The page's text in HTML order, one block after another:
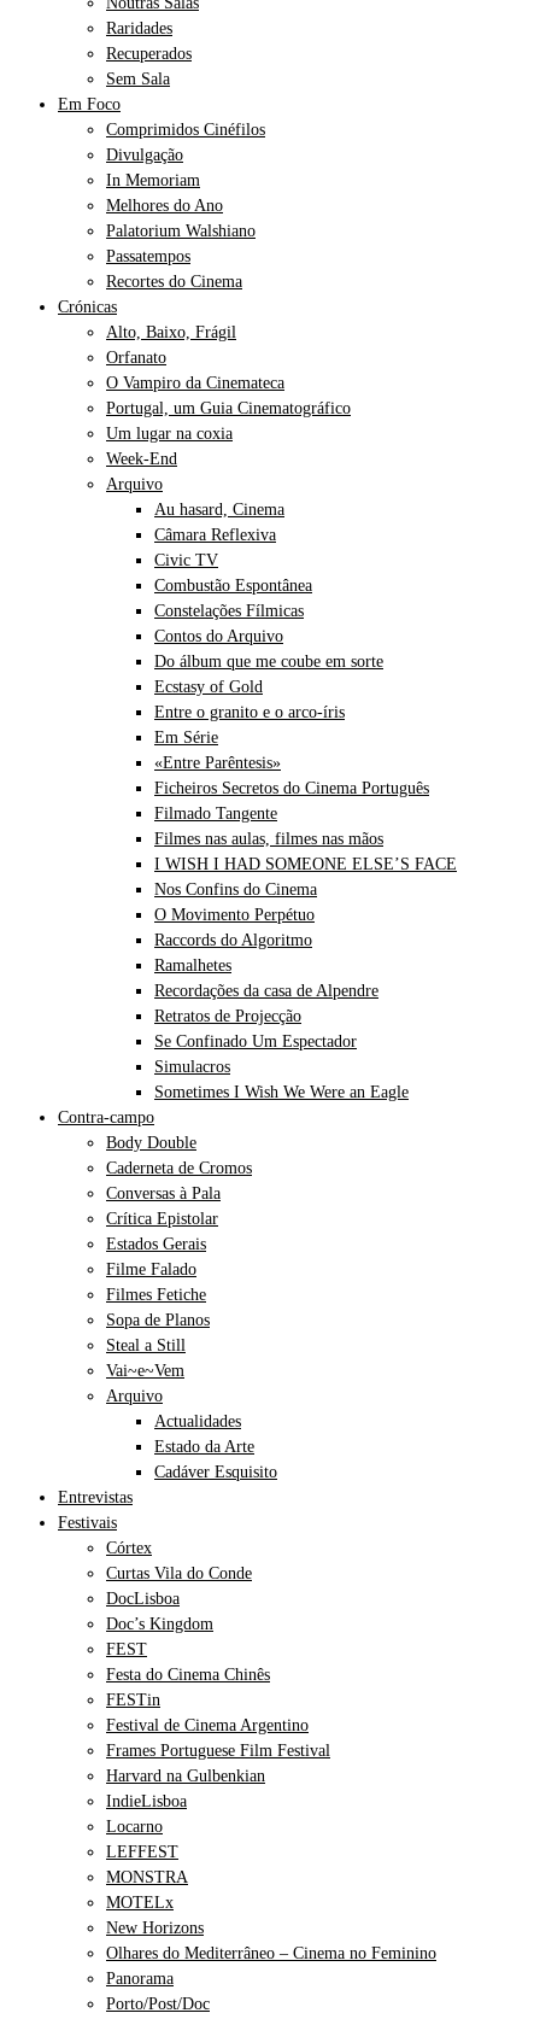
Raridades
Recuperados
Sem Sala
Em Foco
Comprimidos Cinéfilos
Divulgação
In Memoriam
Melhores do Ano
Palatorium Walshiano
Passatempos
Recortes do Cinema
Crónicas
Alto, Baixo, Frágil
Orfanato
O Vampiro da Cinemateca
Portugal, um Guia Cinematográfico
Um lugar na coxia
Week-End
Arquivo
Au hasard, Cinema
Câmara Reflexiva
Civic TV
Combustão Espontânea
Constelações Fílmicas
Contos do Arquivo
Do álbum que me coube em sorte
Ecstasy of Gold
Entre o granito e o arco-íris
Em Série
«Entre Parêntesis»
Ficheiros Secretos do Cinema Português
Filmado Tangente
Filmes nas aulas, filmes nas mãos
I WISH I HAD SOMEONE ELSE’S FACE
Nos Confins do Cinema
O Movimento Perpétuo
Raccords do Algoritmo
Ramalhetes
Recordações da casa de Alpendre
Retratos de Projecção
Se Confinado Um Espectador
Simulacros
Sometimes I Wish We Were an Eagle
Contra-campo
Body Double
Caderneta de Cromos
Conversas à Pala
Crítica Epistolar
Estados Gerais
Filme Falado
Filmes Fetiche
Sopa de Planos
Steal a Still
Vai~e~Vem
Arquivo
Actualidades
Estado da Arte
Cadáver Esquisito
Entrevistas
Festivais
Córtex
Curtas Vila do Conde
DocLisboa
Doc’s Kingdom
FEST
Festa do Cinema Chinês
FESTin
Festival de Cinema Argentino
Frames Portuguese Film Festival
Harvard na Gulbenkian
IndieLisboa
Locarno
LEFFEST
MONSTRA
MOTELx
New Horizons
Olhares do Mediterrâneo – Cinema no Feminino
Panorama
Porto/Post/Doc